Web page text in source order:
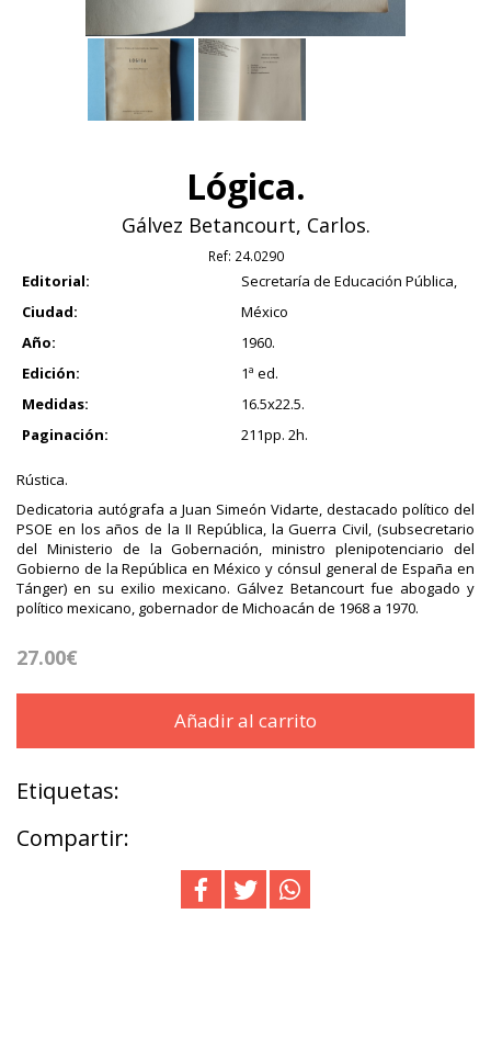
Lógica.
Gálvez Betancourt, Carlos.
Ref: 24.0290
Editorial:
Secretaría de Educación Pública,
Ciudad:
México
Año:
1960.
Edición:
1ª ed.
Medidas:
16.5x22.5.
Paginación:
211pp. 2h.
Rústica.
Dedicatoria autógrafa a Juan Simeón Vidarte, destacado político del
PSOE en los años de la II República, la Guerra Civil, (subsecretario
del Ministerio de la Gobernación, ministro plenipotenciario del
Gobierno de la República en México y cónsul general de España en
Tánger) en su exilio mexicano. Gálvez Betancourt fue abogado y
político mexicano, gobernador de Michoacán de 1968 a 1970.
27.00€
Añadir al carrito
Etiquetas:
Compartir: